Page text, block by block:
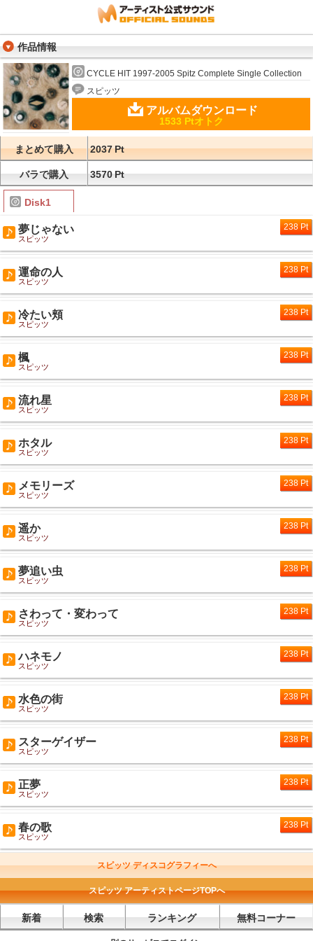
作品情報
CYCLE HIT 1997-2005 Spitz Complete Single Collection
スピッツ
アルバムダウンロード
1533 Ptオトク
まとめて購入 2037Pt
バラで購入 3570Pt
Disk1
夢じゃない
スピッツ
238 Pt
運命の人
スピッツ
238 Pt
冷たい頬
スピッツ
238 Pt
楓
スピッツ
238 Pt
流れ星
スピッツ
238 Pt
ホタル
スピッツ
238 Pt
メモリーズ
スピッツ
238 Pt
遥か
スピッツ
238 Pt
夢追い虫
スピッツ
238 Pt
さわって・変わって
スピッツ
238 Pt
ハネモノ
スピッツ
238 Pt
水色の街
スピッツ
238 Pt
スターゲイザー
スピッツ
238 Pt
正夢
スピッツ
238 Pt
春の歌
スピッツ
238 Pt
スピッツ ディスコグラフィーへ
スピッツ アーティストページTOPへ
新着 検索 ランキング 無料コーナー